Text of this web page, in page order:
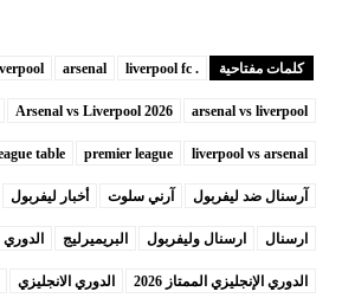
كلمات مفتاحية . liverpool fc
arsenal
arsenal vs liverpool
Arsenal vs Liverpool 2026
liverpool vs arsenal
premier league
table
آرسنال ضد ليفربول آرني سلوت أخبار ليفربول
ارسنال ارسنال وليفربول البريميرليج الدوري
الدوري الإنجليزي الممتاز 2026 الدوري الانجليزي